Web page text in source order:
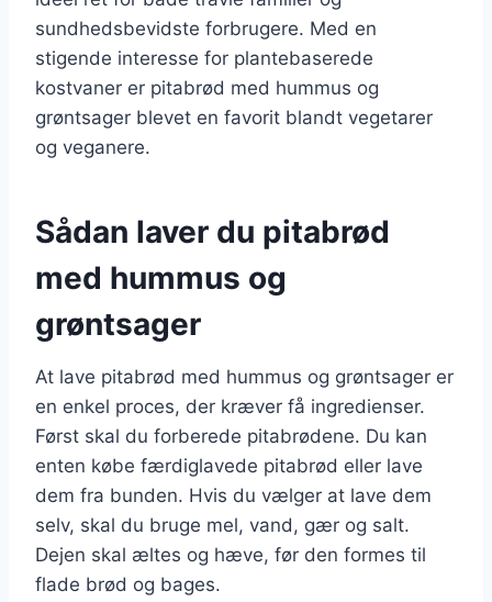
sundhedsbevidste forbrugere. Med en
stigende interesse for plantebaserede
kostvaner er pitabrød med hummus og
grøntsager blevet en favorit blandt vegetarer
og veganere.
Sådan laver du pitabrød
med hummus og
grøntsager
At lave pitabrød med hummus og grøntsager er
en enkel proces, der kræver få ingredienser.
Først skal du forberede pitabrødene. Du kan
enten købe færdiglavede pitabrød eller lave
dem fra bunden. Hvis du vælger at lave dem
selv, skal du bruge mel, vand, gær og salt.
Dejen skal æltes og hæve, før den formes til
flade brød og bages.